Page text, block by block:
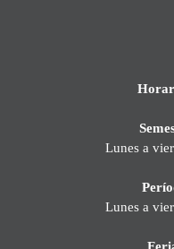
Lunes a
Lunes a